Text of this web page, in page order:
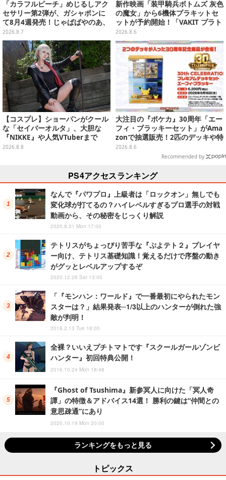
「カラフルピーチ」めじるしアク
セサリー第2弾が、ガシャポンに
て8月4週発売！じゃぱぱやのあ、
シヴァたちメンバー11名分ライン
ナップ
2026.8.7
新作映画「装甲騎兵ボトムズ 灰色
の魔女」から6機体プラキットセ
ットが予約開始！「VAKIT プラト
ーン」第1弾、各部関節可動仕様
2026.8.6
【コスプレ】ショーパンがクール
な「セイバーオルタ」、大胆な
『NIKKE』や人気VTuberまで
「アコスタ池袋」美女レイヤーま
2026.8.8
大注目の『ポケカ』30周年「エー
フィ・ブラッキーセット」がAma
zonで抽選販売！2匹のデッキや特
別カードを収録
2026.8.6
Recommended by
PS4アクセスランキング
なんで『パワプロ』上級者は「ロックオン」無しでも
変化球が打てるの？ハイレベルすぎるプロ選手の対戦
動画から、その秘密をじっくり解説
2020.8.31 Mon 17:00
テトリスがちょっぴり苦手な『ぷよテト２』プレイヤ
ー向け、テトリス基礎知識！覚えるだけで序盤の動き
がグッとレベルアップするぞ
2020.12.26 Sat 13:00
「『モンハン：ワールド』で一番最初にやられたモン
スターは？」結果発表─1/3以上のハンターが倒れた強
敵が判明！
2018.2.13 Tue 18:00
全裸？いいえプチトマトです『スクールガールゾンビ
ハンター』初回特典公開！
2016.10.24 Mon 18:48
『Ghost of Tsushima』新参冥人に向けた「冥人奇
譚」の特徴＆アドバイス14選！ 勝利の鍵は“仲間との
意思疎通”にあり
2020.10.19 Mon 20:00
ランキングをもっと見る
トピックス